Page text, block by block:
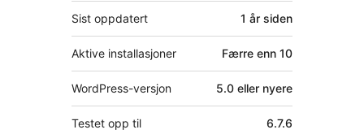
Sist oppdatert 1 år siden
Aktive installasjoner Færre enn 10
WordPress-versjon 5.0 eller nyere
Testet opp til 6.7.6